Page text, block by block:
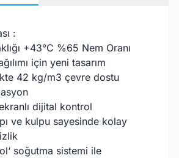
:
+43°C %65 Nem Oranı
için yeni tasarım
42 kg/m3 çevre dostu
dijital kontrol
ve kulpu sayesinde kolay
soğutma sistemi ile